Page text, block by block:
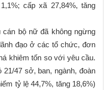
cấp xã 27,84%, tăng
cán bộ nữ đã không ngừng
đạo ở các tổ chức, đơn
khiêm tốn so với yêu cầu.
21/47 sở, ban, ngành, đoàn
tỷ lệ 44,7%, tăng 18,6%)